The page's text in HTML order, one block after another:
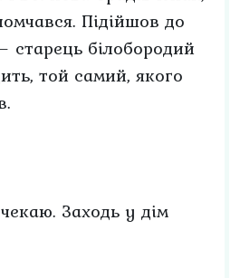
Підійшов до
старець білобородий
той самий, якого
Заходь у дім